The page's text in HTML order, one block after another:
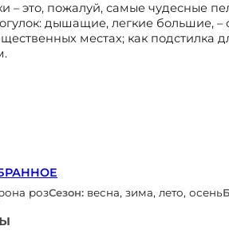
– это, пожалуй, самые чудесные
дышащие, легкие большие,
местах; как подстилка
розСезон: весна, зима, лето, осень